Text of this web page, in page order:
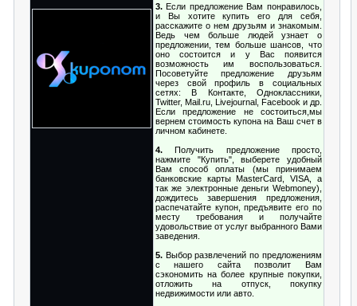
3. Если предложение Вам понравилось,
и Вы хотите купить его для себя,
расскажите о нем друзьям и знакомым.
Ведь чем больше людей узнает о
предложении, тем больше шансов, что
оно состоится и у Вас появится
возможность им воспользоваться.
Посоветуйте предложение друзьям
через свой профиль в социальных
сетях: В Контакте, Одноклассники,
Twitter, Mail.ru, Livejournal, Facebook и др.
Если предложение не состоиться,мы
вернем стоимость купона на Ваш счет в
личном кабинете.
4. Получить предложение просто,
нажмите "Купить", выберете удобный
Вам способ оплаты (мы принимаем
банковские карты MasterCard, VISA, а
так же электронные деньги Webmoney),
дождитесь завершения предложения,
распечатайте купон, предъявите его по
месту требования и получайте
удовольствие от услуг выбранного Вами
заведения.
5. Выбор развлечений по предложениям
с нашего сайта позволит Вам
сэкономить на более крупные покупки,
отложить на отпуск, покупку
недвижимости или авто.